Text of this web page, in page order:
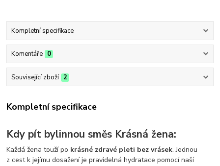
Kompletní specifikace
Komentáře 0
Související zboží 2
Kompletní specifikace
Kdy pít bylinnou směs Krásná žena:
Každá žena touží po krásné zdravé pleti bez vrásek. Jednou
z cest k jejímu dosažení je pravidelná hydratace pomocí naší